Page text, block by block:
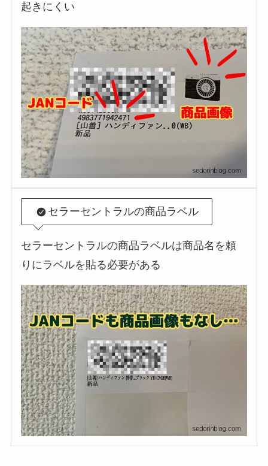
起きにくい
セラーセントラルの商品ラベル
セラーセントラルの商品ラベルは商品名を頼
りにラベルを貼る必要がある